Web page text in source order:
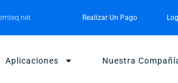
Realizar Un Pago
Aplicaciones Nuestra